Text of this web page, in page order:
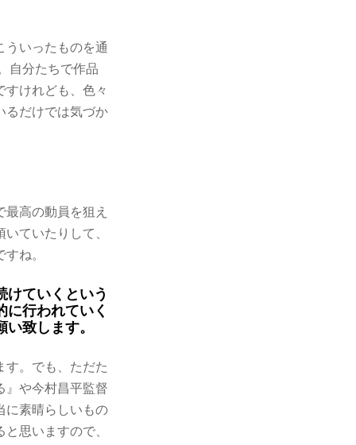
ういったものを通
自分たちで作品
けれども、色々
るだけでは気づか
高の動員を狙え
ていたりして、
ね。
けていくという
行われていく
致します。
す。でも、ただた
』や今村昌平監督
に素晴らしいもの
思いますので、